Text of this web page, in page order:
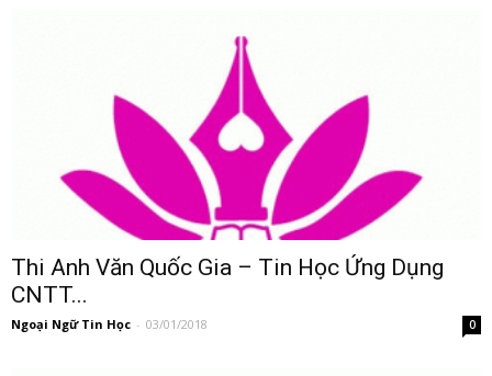
Thi Anh Văn Quốc Gia – Tin Học Ứng Dụng
CNTT...
Ngoại Ngữ Tin Học - 03/01/2018 0